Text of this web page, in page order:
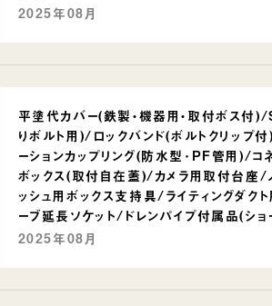
2025年08月
平塗代カバー(鉄製・機器用・取付ボス付
りボルト用)/ロックバンド(ボルトクリップ
ーションカップリング(防水型･PF管用)/
ボックス(取付自在蓋)/カメラ用取付台座/
ッシュ用ボックス支持具/ライティングダ
ーブ延長ソケット/ドレンパイプ付属品(ショ
2025年08月